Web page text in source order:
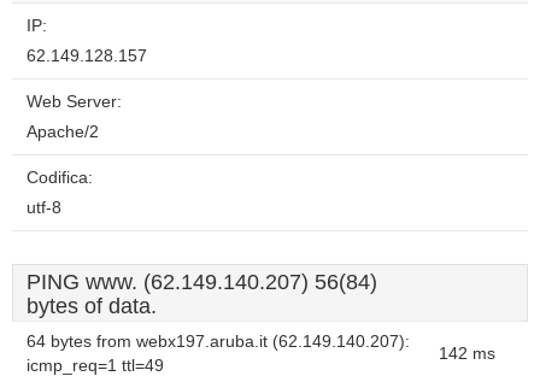
IP:
62.149.128.157
Web Server:
Apache/2
Codifica:
utf-8
PING www. (62.149.140.207) 56(84)
bytes of data.
64 bytes from webx197.aruba.it (62.149.140.207):
icmp_req=1 ttl=49
142 ms